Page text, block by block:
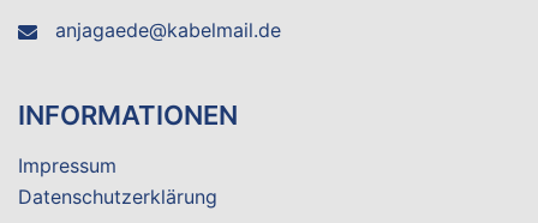
anjagaede@kabelmail.de
INFORMATIONEN
Impressum
Datenschutzerklärung